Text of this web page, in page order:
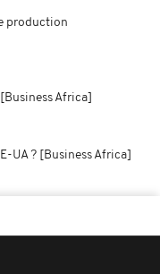
production
Africa]
UA ? [Business Africa]